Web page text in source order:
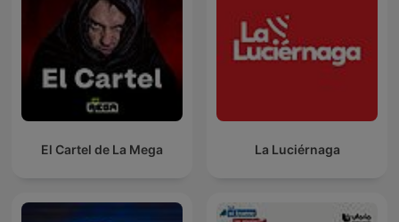
El Cartel de La Mega La Luciérnaga